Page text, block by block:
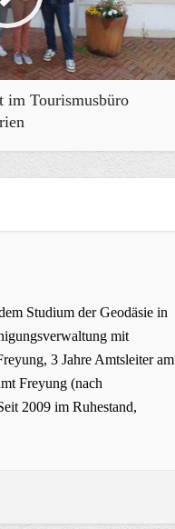
im Tourismusbüro
Studium der Geodäsie in
mit
3 Jahre Amtsleiter am
Freyung (nach
2009 im Ruhestand,